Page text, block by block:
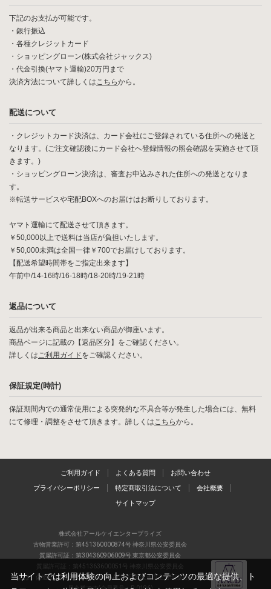
下記のお支払が可能です。
・銀行振込
・各種クレジットカード
・ショッピングローン(株式会社ジャックス)
・代金引換(ヤマト運輸)20万円まで
決済方法について詳しくはこちらから。
配送について
・クレジットカード決済は、カード会社にご登録されている住所への発送と
なります。(ご注文確認後にカード会社へ登録情報の照会確認を実施させて頂
きます。)
・ショッピングローン決済は、審査お申込みされた住所への発送となりま
す。
※転送サービスや宅配BOXへのお届けはお断りしております。
ヤマト運輸にて配送させて頂きます。
￥50,000以上で送料は当店が負担いたします。
￥50,000未満は全国一律￥700でお届けしております。
【配送希望時間帯をご指定出来ます】
午前中/14-16時/16-18時/18-20時/19-21時
返品について
返品が出来る商品と出来ない商品が御座います。
商品ページに記載の【返品区分】をご確認ください。
詳しくはご利用ガイドをご確認ください。
保証規定(時計)
保証期間内での通常使用による突発的な不具合等が発生した場合には、無料
にて修理・調整をさせて頂きます。詳しくはこちらから。
ご利用ガイド よくある質問 お問い合わせ
プライバシーポリシー 特定商取引法について 会社概要
サイトマップ
株式会社アールケイエンタープライズ
古物営業許可：第451360000874号 神奈川県公安委員会
質屋許可証：第304360906009号 東京都公安委員会
質屋許可証：第451363600051号 神奈川県公安委員会
当店は、偽造品の流通防止を目指すAACD(日本流通自主管理協会)の正会
当サイトでは利用体験の向上およびコンテンツの最適な提供、ト